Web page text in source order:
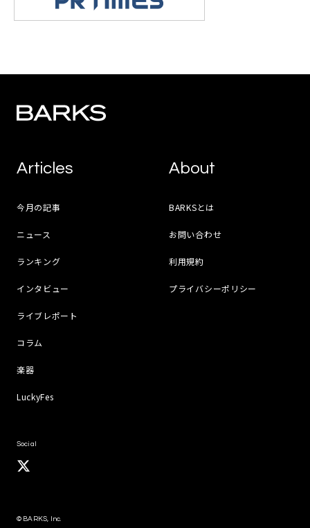
Articles
今月の記事
ニュース
ランキング
インタビュー
ライブレポート
コラム
楽器
LuckyFes
About
BARKSとは
お問い合わせ
利用規約
プライバシーポリシー
Social
© BARKS, Inc.